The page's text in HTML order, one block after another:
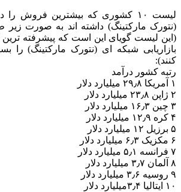
لیست ۱۰ کشوری که بیشترین فروش
(نتورک مارکتینگ) داشته اند به صورت
(این لیست گویای این است که پیشرفته
بازاریابی شبکه ای (نتورک مارکتینگ) را
کنند):
رتبه کشور درآمد
۱ آمریکا ۲۹٫۸ میلیارد دلار
۲ ژاپن ۲۳٫۸ میلیارد دلار
۳ چین ۱۶٫۳ میلیارد دلار
۴ کره ۱۲٫۹ میلیارد دلار
۵ برزیل ۱۲ میلیارد دلار
۶ مکزیک ۶٫۳ میلیارد دلار
۷ فرانسه ۵٫۱ میلیارد دلار
۸ آلمان ۳٫۷ میلیارد دلار
۹ روسیه ۳٫۶ میلیارد دلار
۱۰ ایتالیا ۳٫۴میلیارد دلار